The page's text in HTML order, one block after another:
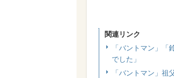
関連リンク
「バントマン」
でした」
「バントマン」祖